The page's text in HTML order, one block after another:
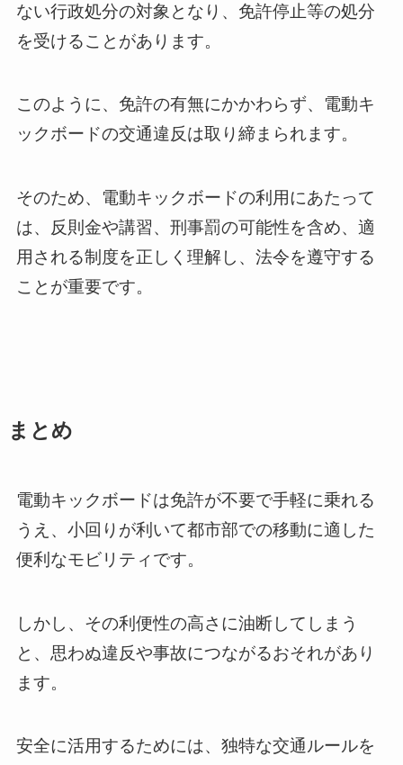
ない行政処分の対象となり、免許停止等の処分
を受けることがあります。
このように、免許の有無にかかわらず、電動キ
ックボードの交通違反は取り締まられます。
そのため、電動キックボードの利用にあたって
は、反則金や講習、刑事罰の可能性を含め、適
用される制度を正しく理解し、法令を遵守する
ことが重要です。
まとめ
電動キックボードは免許が不要で手軽に乗れる
うえ、小回りが利いて都市部での移動に適した
便利なモビリティです。
しかし、その利便性の高さに油断してしまう
と、思わぬ違反や事故につながるおそれがあり
ます。
安全に活用するためには、独特な交通ルールを